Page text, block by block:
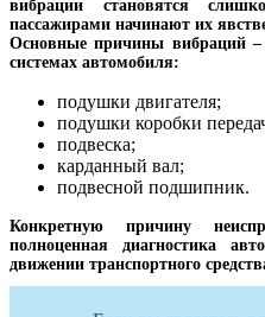
вибрации становятся
пассажирами начинают их
Основные причины вибраций –
системах автомобиля:
подушки двигателя;
подушки коробки
подвеска;
карданный вал;
подвесной подшипник.
Конкретную причину
полноценная диагностика
движении транспортного